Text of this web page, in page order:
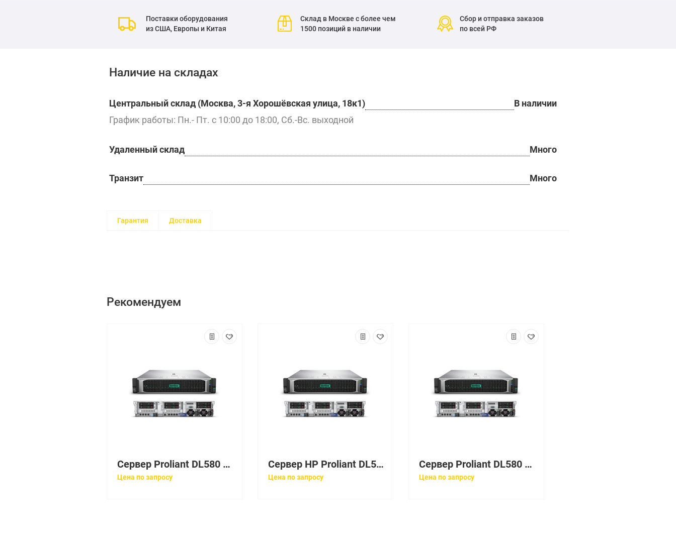
Поставки оборудования
из США, Европы и Китая
Склад в Москве с более чем
1500 позиций в наличии
Сбор и отправка заказов
по всей РФ
Наличие на складах
Центральный склад (Москва, 3-я Хорошёвская улица, 18к1)
В наличии
График работы: Пн.- Пт. с 10:00 до 18:00, Сб.-Вс. выходной
Удаленный склад Много
Транзит Много
Гарантия Доставка
Рекомендуем
Сервер Proliant DL580 Gen10 Gold 6148 Rack(4U)/4xXeon20C 2.4GHz(27,5Mb)/8x16GbR1D_2666/P408i-pFBWC(2Gb/RAID 0/1/10/5/50/6/60)/noHDD(8/ 48up)SFF/12HPFans/OVadv/2x10Gb535FLR-T/16xPCIe/EasyRK+CMA/ 4x1600W
Цена по запросу
Сервер HP Proliant DL580 Gen9 E7-8890v4 Rack(4U)/4xXeon24C 2.2GHz(60Mb)/16x16GbR1D_2400(8xMC)/P830i(4Gb/RAID0/1/10/5/50/6/60)/noHDD(5/10up)SFF/4HPFans/OVadv/2x10GbSFP+ FlexLOM/BBRK/4xRPS1500Plat+
Цена по запросу
Сервер Proliant DL580 Gen10 Platinum8164Rack(4U)/4xXeon26C 2GHz(35,75Mb)/8x32GbR2D_2666/P408i-pFBWC(2Gb/RAID 0/1/10/5/50/6/60)/noHDD(8/ 48up)SFF/12HPFans/OVadv/2x10/25Gb640FLR-SFP28/16xPCIe/ EasyRK+CMA/4x1600W
Цена по запросу